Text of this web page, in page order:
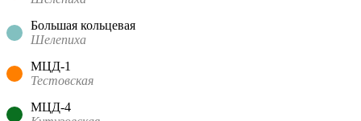
Большая кольцевая
Шелепиха
МЦД-1
Тестовская
МЦД-4